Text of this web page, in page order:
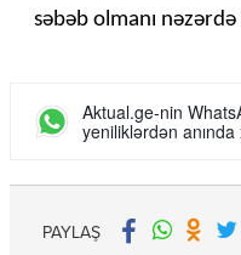
səbəb olmanı
Aktual.ge-nin
yeniliklərdən
PAYLAŞ